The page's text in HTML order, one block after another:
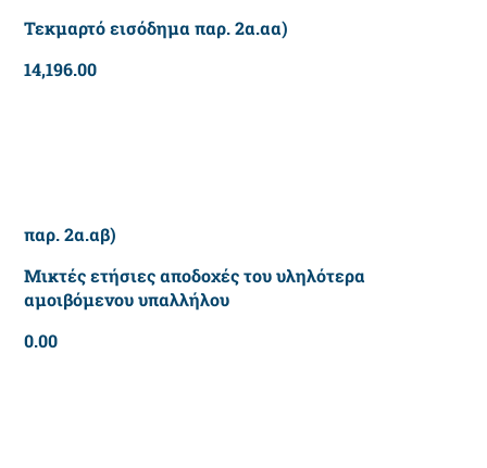
Τεκμαρτό εισόδημα παρ. 2α.αα)
14,196.00
παρ. 2α.αβ)
Μικτές ετήσιες αποδοχές του υληλότερα
αμοιβόμενου υπαλλήλου
0.00